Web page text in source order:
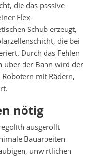
die das passive
Flex-
Schub erzeugt,
die bei
Durch das Fehlen
über der Bahn wird der
mit Rädern,
nötig
ausgerollt
Bauarbeiten
unwirtlichen